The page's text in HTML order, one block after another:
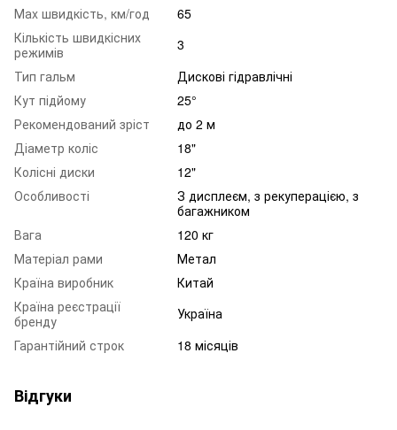
Маx швидкість, км/год
65
Кількість швидкісних
режимів
3
Тип гальм
Дискові гідравлічні
Кут підйому
25°
Рекомендований зріст
до 2 м
Діаметр коліс
18"
Колісні диски
12"
Особливості
З дисплеєм, з рекуперацією, з
багажником
Вага
120 кг
Матеріал рами
Метал
Країна виробник
Китай
Країна реєстрації
бренду
Україна
Гарантійний строк
18 місяців
Відгуки